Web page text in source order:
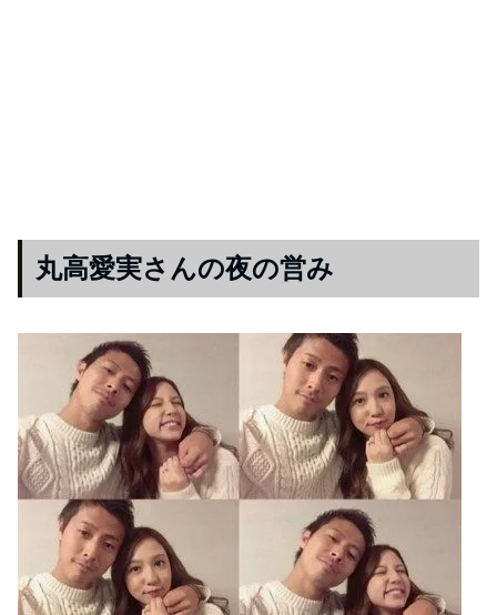
丸高愛実さんの夜の営み